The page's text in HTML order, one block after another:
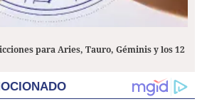
para Aries, Tauro, Géminis y los 12